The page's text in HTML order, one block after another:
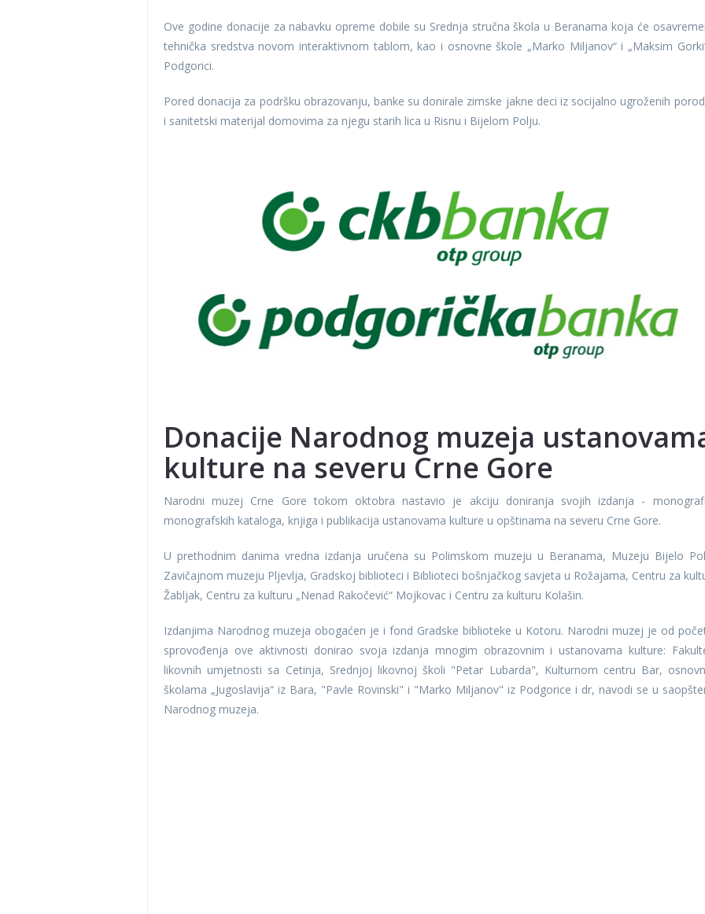
Ove godine donacije za nabavku opreme dobile su Srednja stručna škola u Beranama koja će
tehnička sredstva novom interaktivnom tablom, kao i osnovne škole „Marko Miljanov“ i „Maksim
Podgorici.
Pored donacija za podršku obrazovanju, banke su donirale zimske jakne deci iz socijalno ugroženih
i sanitetski materijal domovima za njegu starih lica u Risnu i Bijelom Polju.
Donacije Narodnog muzeja
kulture na severu Crne Gore
Narodni muzej Crne Gore tokom oktobra nastavio je akciju doniranja svojih izdanja -
monografskih kataloga, knjiga i publikacija ustanovama kulture u opštinama na severu Crne Gore.
U prethodnim danima vredna izdanja uručena su Polimskom muzeju u Beranama, Muzeju Bijelo
Zavičajnom muzeju Pljevlja, Gradskoj biblioteci i Biblioteci bošnjačkog savjeta u Rožajama, Centru za
Žabljak, Centru za kulturu „Nenad Rakočević“ Mojkovac i Centru za kulturu Kolašin.
Izdanjima Narodnog muzeja obogaćen je i fond Gradske biblioteke u Kotoru. Narodni muzej je od
sprovođenja ove aktivnosti donirao svoja izdanja mnogim obrazovnim i ustanovama kulture:
likovnih umjetnosti sa Cetinja, Srednjoj likovnoj školi "Petar Lubarda", Kulturnom centru Bar,
školama „Jugoslavija“ iz Bara, "Pavle Rovinski" i "Marko Miljanov" iz Podgorice i dr, navodi se u
Narodnog muzeja.